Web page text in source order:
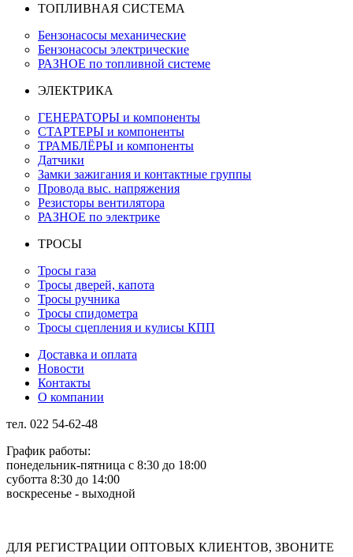
ТОПЛИВНАЯ СИСТЕМА
Бензонасосы механические
Бензонасосы электрические
РАЗНОЕ по топливной системе
ЭЛЕКТРИКА
ГЕНЕРАТОРЫ и компоненты
СТАРТЕРЫ и компоненты
ТРАМБЛЁРЫ и компоненты
Датчики
Замки зажигания и контактные группы
Провода выс. напряжения
Резисторы вентилятора
РАЗНОЕ по электрике
ТРОСЫ
Тросы газа
Тросы дверей, капота
Тросы ручника
Тросы спидометра
Тросы сцепления и кулисы КПП
Доставка и оплата
Новости
Контакты
О компании
тел. 022 54-62-48
График работы:
понедельник-пятница с 8:30 до 18:00
суботта 8:30 до 14:00
воскресенье - выходной
ДЛЯ РЕГИСТРАЦИИ ОПТОВЫХ КЛИЕНТОВ, ЗВОНИТЕ